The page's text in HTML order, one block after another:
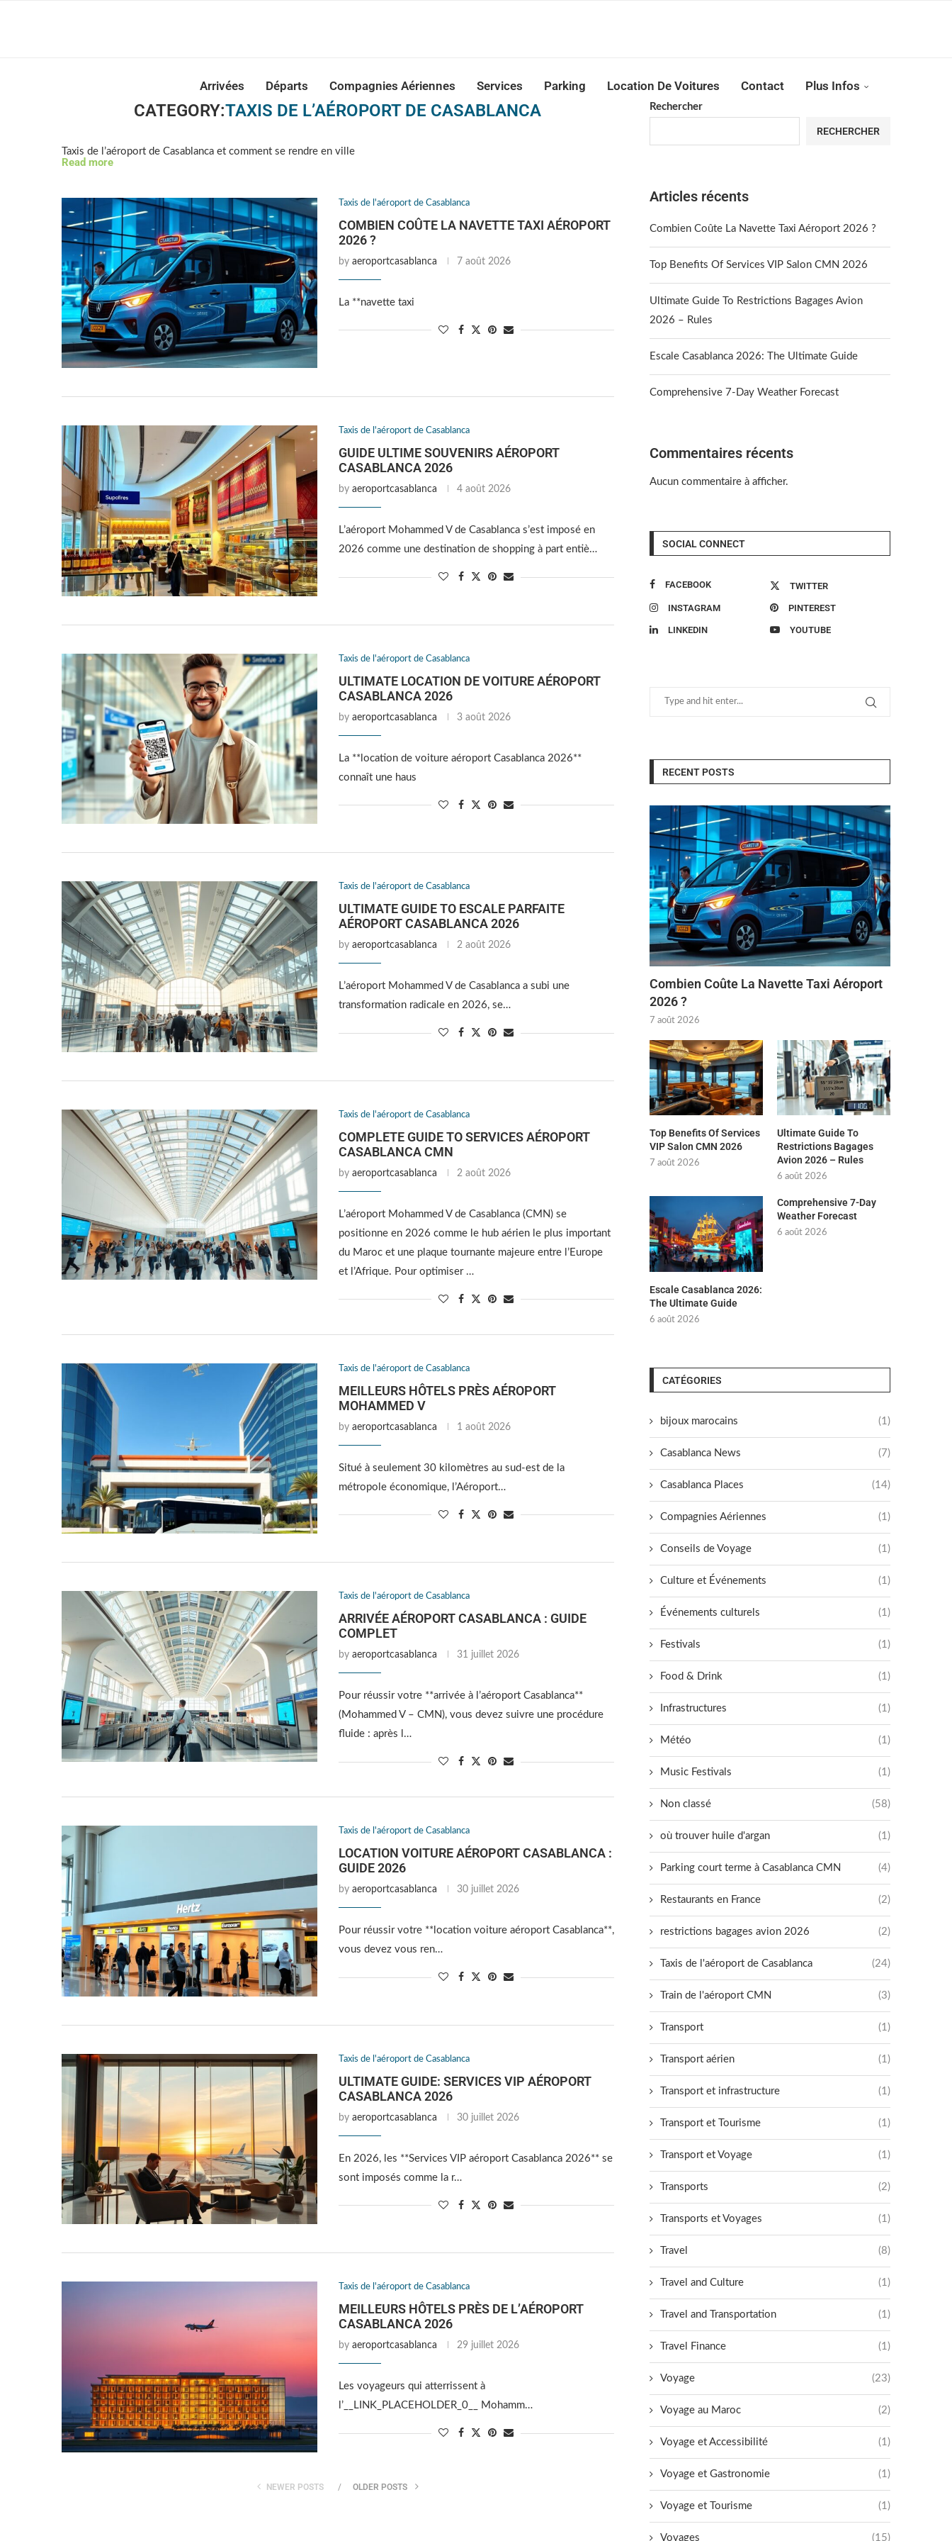
Arrivées Départs Compagnies Aériennes Services Parking Location De Voitures Contact Plus Infos
CATEGORY:TAXIS DE L’AÉROPORT DE CASABLANCA
Taxis de l’aéroport de Casablanca et comment se rendre en ville
Read more
Taxis de l'aéroport de Casablanca
COMBIEN COÛTE LA NAVETTE TAXI AÉROPORT
2026 ?
by aeroportcasablanca 7 août 2026
La **navette taxi
Taxis de l'aéroport de Casablanca
GUIDE ULTIME SOUVENIRS AÉROPORT
CASABLANCA 2026
by aeroportcasablanca 4 août 2026
L’aéroport Mohammed V de Casablanca s’est imposé en
2026 comme une destination de shopping à part entiè…
Taxis de l'aéroport de Casablanca
ULTIMATE LOCATION DE VOITURE AÉROPORT
CASABLANCA 2026
by aeroportcasablanca 3 août 2026
La **location de voiture aéroport Casablanca 2026**
connaît une haus
Taxis de l'aéroport de Casablanca
ULTIMATE GUIDE TO ESCALE PARFAITE
AÉROPORT CASABLANCA 2026
by aeroportcasablanca 2 août 2026
L’aéroport Mohammed V de Casablanca a subi une
transformation radicale en 2026, se…
Taxis de l'aéroport de Casablanca
COMPLETE GUIDE TO SERVICES AÉROPORT
CASABLANCA CMN
by aeroportcasablanca 2 août 2026
L’aéroport Mohammed V de Casablanca (CMN) se
positionne en 2026 comme le hub aérien le plus important
du Maroc et une plaque tournante majeure entre l’Europe
et l’Afrique. Pour optimiser …
Taxis de l'aéroport de Casablanca
MEILLEURS HÔTELS PRÈS AÉROPORT
MOHAMMED V
by aeroportcasablanca 1 août 2026
Situé à seulement 30 kilomètres au sud-est de la
métropole économique, l’Aéroport…
Taxis de l'aéroport de Casablanca
ARRIVÉE AÉROPORT CASABLANCA : GUIDE
COMPLET
by aeroportcasablanca 31 juillet 2026
Pour réussir votre **arrivée à l’aéroport Casablanca**
(Mohammed V – CMN), vous devez suivre une procédure
fluide : après l…
Taxis de l'aéroport de Casablanca
LOCATION VOITURE AÉROPORT CASABLANCA :
GUIDE 2026
by aeroportcasablanca 30 juillet 2026
Pour réussir votre **location voiture aéroport Casablanca**,
vous devez vous ren…
Taxis de l'aéroport de Casablanca
ULTIMATE GUIDE: SERVICES VIP AÉROPORT
CASABLANCA 2026
by aeroportcasablanca 30 juillet 2026
En 2026, les **Services VIP aéroport Casablanca 2026** se
sont imposés comme la r…
Taxis de l'aéroport de Casablanca
MEILLEURS HÔTELS PRÈS DE L’AÉROPORT
CASABLANCA 2026
by aeroportcasablanca 29 juillet 2026
Les voyageurs qui atterrissent à
l’__LINK_PLACEHOLDER_0__ Mohamm…
NEWER POSTS OLDER POSTS
Rechercher
RECHERCHER
Articles récents
Combien Coûte La Navette Taxi Aéroport 2026 ?
Top Benefits Of Services VIP Salon CMN 2026
Ultimate Guide To Restrictions Bagages Avion
2026 – Rules
Escale Casablanca 2026: The Ultimate Guide
Comprehensive 7-Day Weather Forecast
Commentaires récents
Aucun commentaire à afficher.
SOCIAL CONNECT
FACEBOOK TWITTER
INSTAGRAM PINTEREST
LINKEDIN YOUTUBE
RECENT POSTS
Combien Coûte La Navette Taxi Aéroport
2026 ?
7 août 2026
Top Benefits Of Services
VIP Salon CMN 2026
7 août 2026
Ultimate Guide To
Restrictions Bagages
Avion 2026 – Rules
6 août 2026
Escale Casablanca 2026:
The Ultimate Guide
6 août 2026
Comprehensive 7-Day
Weather Forecast
6 août 2026
CATÉGORIES
bijoux marocains (1)
Casablanca News (7)
Casablanca Places (14)
Compagnies Aériennes (1)
Conseils de Voyage (1)
Culture et Événements (1)
Événements culturels (1)
Festivals (1)
Food & Drink (1)
Infrastructures (1)
Météo (1)
Music Festivals (1)
Non classé (58)
où trouver huile d'argan (1)
Parking court terme à Casablanca CMN (4)
Restaurants en France (2)
restrictions bagages avion 2026 (2)
Taxis de l'aéroport de Casablanca (24)
Train de l'aéroport CMN (3)
Transport (1)
Transport aérien (1)
Transport et infrastructure (1)
Transport et Tourisme (1)
Transport et Voyage (1)
Transports (2)
Transports et Voyages (1)
Travel (8)
Travel and Culture (1)
Travel and Transportation (1)
Travel Finance (1)
Voyage (23)
Voyage au Maroc (2)
Voyage et Accessibilité (1)
Voyage et Gastronomie (1)
Voyage et Tourisme (1)
Voyages (15)